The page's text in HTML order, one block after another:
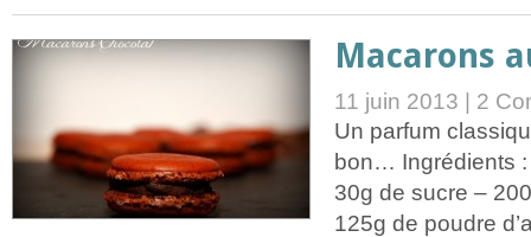
Macarons
11 juin 2013 | 2
Un parfum
bon… Ingrédients
30g de sucre –
125g de poudre